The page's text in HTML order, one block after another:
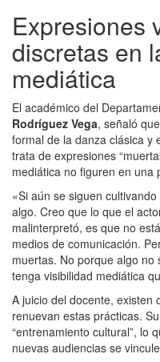
Expresiones
discretas en
mediática
El académico del
Rodríguez Vega, señaló
formal de la danza clásica y
trata de expresiones
mediática no figuren en una
«Si aún se siguen
algo. Creo que lo que el
malinterpretó, es que no
medios de comunicación.
muertas. No porque algo
tenga visibilidad mediática
A juicio del docente, existen
renuevan estas prácticas.
“entrenamiento cultural”, lo
nuevas audiencias se